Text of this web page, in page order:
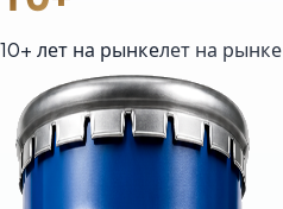
10+ лет на рынкелет на рынке